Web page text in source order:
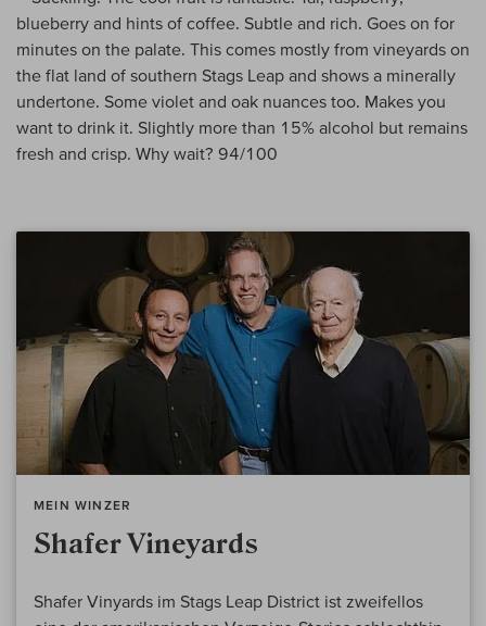
blueberry and hints of coffee. Subtle and rich. Goes on for
minutes on the palate. This comes mostly from vineyards on
the flat land of southern Stags Leap and shows a minerally
undertone. Some violet and oak nuances too. Makes you
want to drink it. Slightly more than 15% alcohol but remains
fresh and crisp. Why wait? 94/100
MEIN WINZER
Shafer Vineyards
Shafer Vinyards im Stags Leap District ist zweifellos